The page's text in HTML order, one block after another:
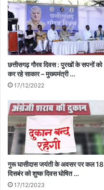
छत्तीसगढ़ गौरव दिवस : पुरखों के सपनों को
कर रहे साकार – मुख्यमंत्री …
17/12/2022
गुरू घासीदास जयंती के अवसर पर कल 18
दिसबंर को शुष्क दिवस घोषित …
17/12/2023